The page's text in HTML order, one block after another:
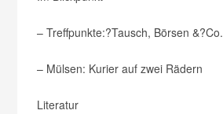
– Treffpunkte:?Tausch, Börsen &?Co.
– Mülsen: Kurier auf zwei Rädern
Literatur